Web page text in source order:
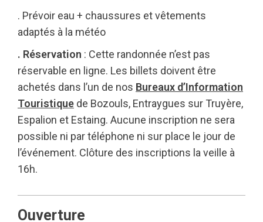
. Prévoir eau + chaussures et vêtements
adaptés à la météo
. Réservation : Cette randonnée n’est pas
réservable en ligne. Les billets doivent être
achetés dans l’un de nos Bureaux d’Information
Touristique de Bozouls, Entraygues sur Truyère,
Espalion et Estaing. Aucune inscription ne sera
possible ni par téléphone ni sur place le jour de
l’événement. Clôture des inscriptions la veille à
16h.
Ouverture